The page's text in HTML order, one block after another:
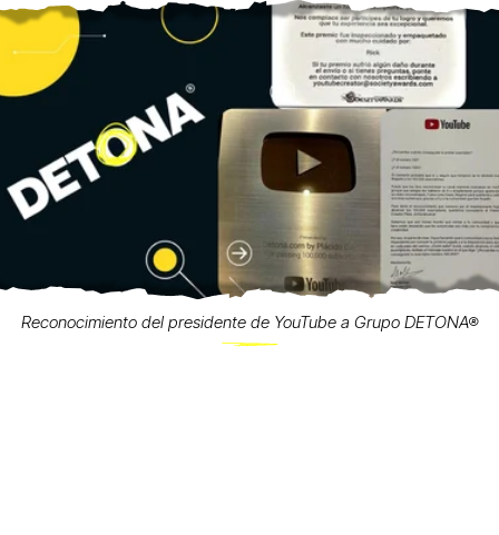
Reconocimiento del presidente de YouTube a Grupo DETONA®